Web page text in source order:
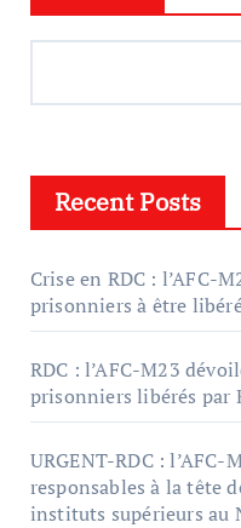
Recent Posts
Crise en RDC : l’AFC-
prisonniers à être
RDC : l’AFC-M23
prisonniers libérés par
URGENT-RDC :
responsables à la tête
instituts supérieurs au